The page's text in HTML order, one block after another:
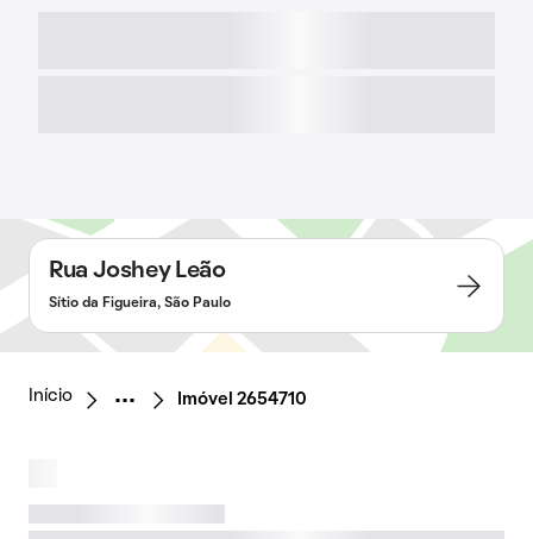
Rua Joshey Leão
Sítio da Figueira, São Paulo
Início Imóvel 2654710